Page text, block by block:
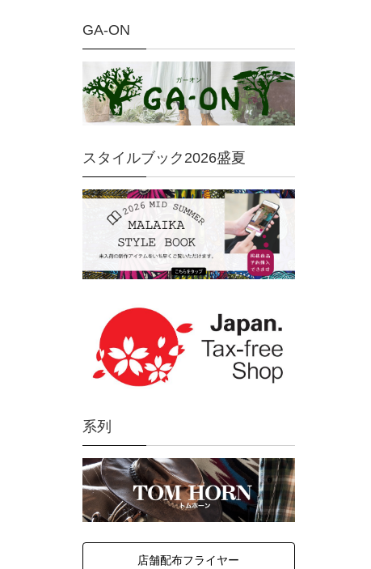
GA-ON
スタイルブック2026盛夏
系列
店舗配布フライヤー